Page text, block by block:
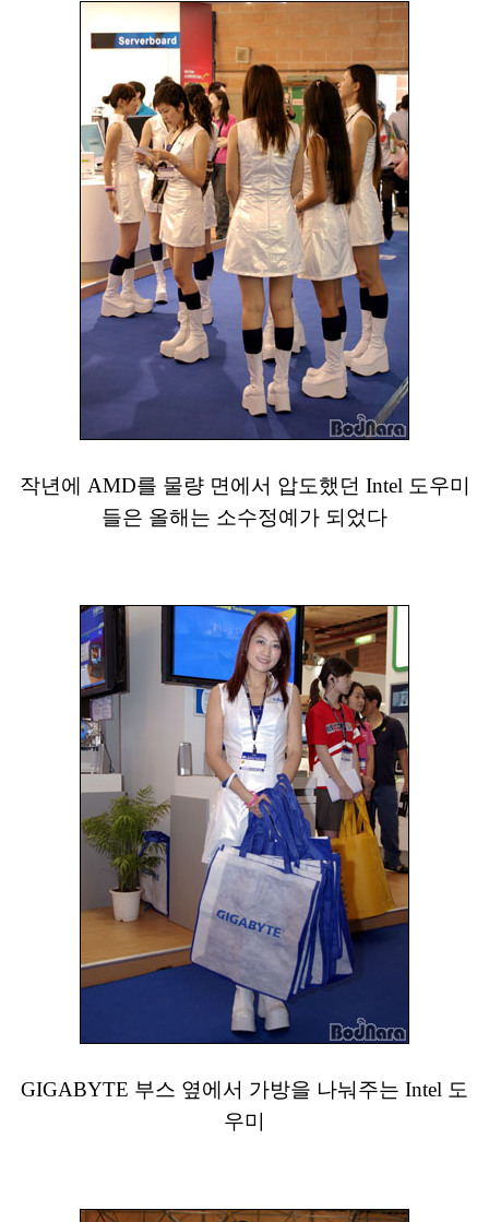
작년에 AMD를 물량 면에서 압도했던 Intel 도우미
들은 올해는 소수정예가 되었다
GIGABYTE 부스 옆에서 가방을 나눠주는 Intel 도
우미